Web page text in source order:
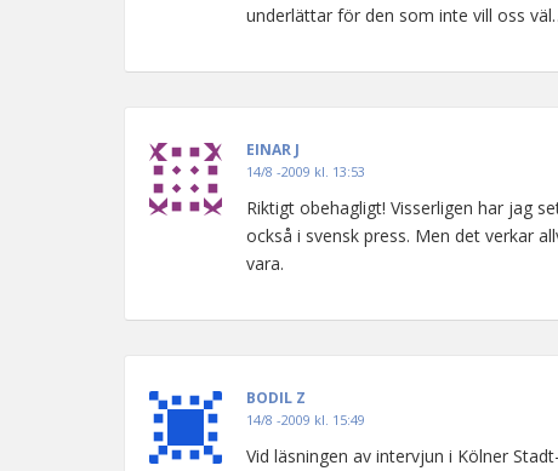
underlättar för den som inte vill oss
EINAR J
14/8 -2009 kl. 13:53
Riktigt obehagligt! Visserligen har jag
också i svensk press. Men det verkar
vara.
BODIL Z
14/8 -2009 kl. 15:49
Vid läsningen av intervjun i Kölner